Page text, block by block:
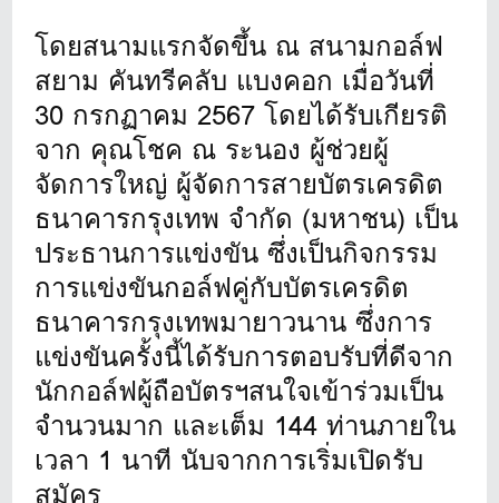
โดยสนามแรกจัดขึ้น ณ สนามกอล์ฟ
สยาม คันทรีคลับ แบงคอก เมื่อวันที่
30 กรกฏาคม 2567 โดยได้รับเกียรติ
จาก คุณโชค ณ ระนอง ผู้ช่วยผู้
จัดการใหญ่ ผู้จัดการสายบัตรเครดิต
ธนาคารกรุงเทพ จำกัด (มหาชน) เป็น
ประธานการแข่งขัน ซึ่งเป็นกิจกรรม
การแข่งขันกอล์ฟคู่กับบัตรเครดิต
ธนาคารกรุงเทพมายาวนาน ซึ่งการ
แข่งขันครั้งนี้ได้รับการตอบรับที่ดีจาก
นักกอล์ฟผู้ถือบัตรฯสนใจเข้าร่วมเป็น
จำนวนมาก และเต็ม 144 ท่านภายใน
เวลา 1 นาที นับจากการเริ่มเปิดรับ
สมัคร